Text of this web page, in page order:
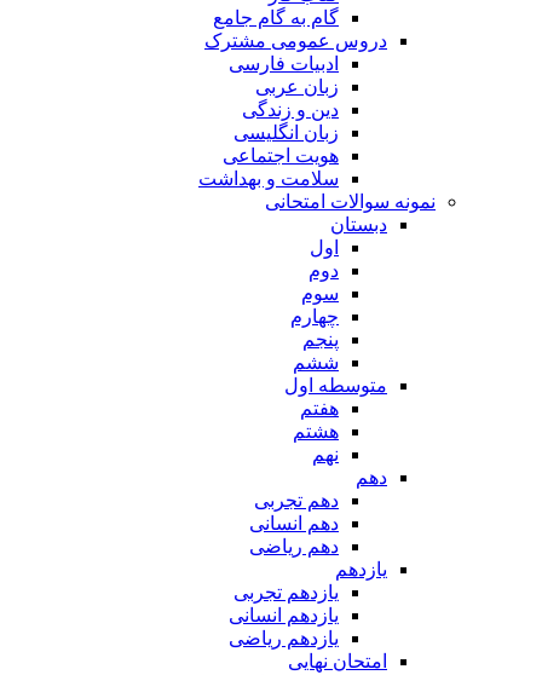
گام به گام جامع
دروس عمومی مشترک
ادبیات فارسی
زبان عربی
دین و زندگی
زبان انگلیسی
هویت اجتماعی
سلامت و بهداشت
نمونه سوالات امتحانی
دبستان
اول
دوم
سوم
چهارم
پنجم
ششم
متوسطه اول
هفتم
هشتم
نهم
دهم
دهم تجربی
دهم انسانی
دهم ریاضی
یازدهم
یازدهم تجربی
یازدهم انسانی
یازدهم ریاضی
امتحان نهایی